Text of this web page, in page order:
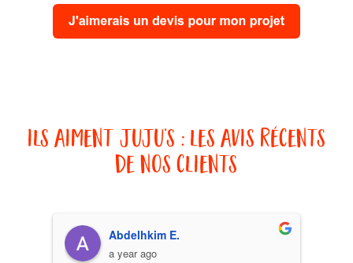
ils aiment juju’s : les avis récents
de nos clients
Abdelhkim E.
a year ago